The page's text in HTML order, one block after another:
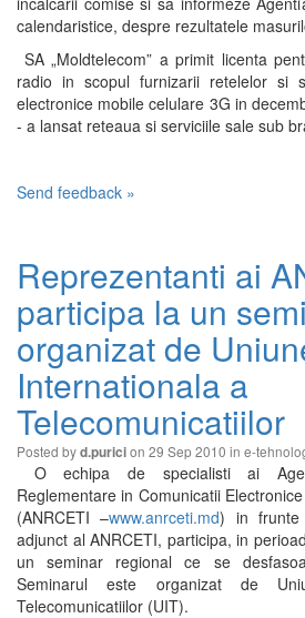
calendaristice, despre rezultatele
SA „Moldtelecom” a primit licenta
radio in scopul furnizarii retelelor si
electronice mobile celulare 3G in
- a lansat reteaua si serviciile sale sub
Send feedback »
Reprezentanti ai
participa la un
organizat de
Internationala a
Telecomunicatiilor
Posted byd.puricion 29 Sep 2010 in e-
O echipa de specialisti ai
Reglementare in Comunicatii
(ANRCETI –www.anrceti.md) in frunte
adjunct al ANRCETI, participa, in
un seminar regional ce se
Seminarul este organizat de
Telecomunicatiilor (UIT).